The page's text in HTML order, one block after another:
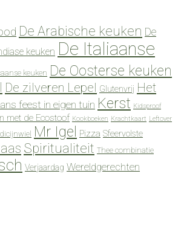
De Arabische keuken De
keuken De Italiaanse
keuken De Oosterse keuken
De zilveren Lepel Glutenvrij Het
feest in eigen tuin Kerst Kidsproof
met de Ecostoof Kookboeken Krachtkaart Leftover
Mr Igel Pizza Sfeervolste
Spiritualiteit Thee combinatie
Verjaardag Wereldgerechten